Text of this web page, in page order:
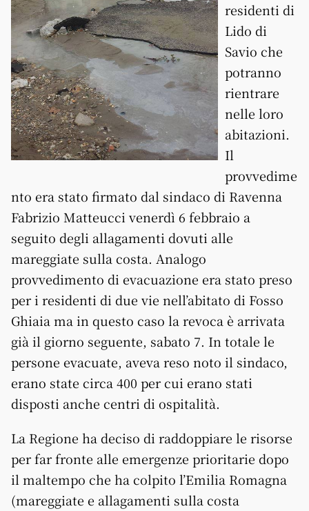
residenti di
Lido di
Savio che
potranno
rientrare
nelle loro
abitazioni.
Il
provvedime
nto era stato firmato dal sindaco di Ravenna
Fabrizio Matteucci venerdì 6 febbraio a
seguito degli allagamenti dovuti alle
mareggiate sulla costa. Analogo
provvedimento di evacuazione era stato preso
per i residenti di due vie nell’abitato di Fosso
Ghiaia ma in questo caso la revoca è arrivata
già il giorno seguente, sabato 7. In totale le
persone evacuate, aveva reso noto il sindaco,
erano state circa 400 per cui erano stati
disposti anche centri di ospitalità.
La Regione ha deciso di raddoppiare le risorse
per far fronte alle emergenze prioritarie dopo
il maltempo che ha colpito l’Emilia Romagna
(mareggiate e allagamenti sulla costa